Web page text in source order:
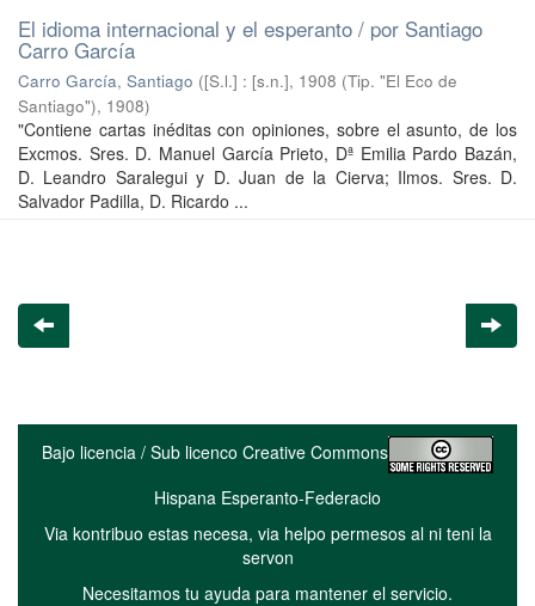
El idioma internacional y el esperanto / por Santiago
Carro García
Carro García, Santiago ([S.l.] : [s.n.], 1908 (Tip. "El Eco de
Santiago"), 1908)
"Contiene cartas inéditas con opiniones, sobre el asunto, de los
Excmos. Sres. D. Manuel García Prieto, Dª Emilia Pardo Bazán,
D. Leandro Saralegui y D. Juan de la Cierva; Ilmos. Sres. D.
Salvador Padilla, D. Ricardo ...
Bajo licencia / Sub licenco Creative Commons
Hispana Esperanto-Federacio
Via kontribuo estas necesa, via helpo permesos al ni teni la
servon
Necesitamos tu ayuda para mantener el servicio.